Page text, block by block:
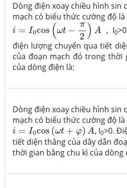
Dòng điện xoay chiều hình sin
mạch có biểu thức cường độ là
i = I0cos (ωt −
π
2 ) A
i=I0cos( ωt− π2)A
, I0
điện lượng chuyển qua tiết
của đoạn mạch đó trong thời
của dòng điện là:
Dòng điện xoay chiều hình sin
mạch có biểu thức cường độ là
i = I0cos (ωt + φ) A
i=I0cos(ωt+φ)A , I0>0.
tiết diện thẳng của dây dẫn
thời gian bằng chu kì của dòng